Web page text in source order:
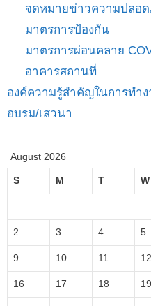
จดหมายข่าวความปลอ
มาตรการป้องกัน
มาตรการผ่อนคลาย
อาคารสถานที่
องค์ความรู้สำคัญในการทำ
อบรม/เสวนา
August 2026
S M T W
2 3 4 5
9 10 11 12
16 17 18 19